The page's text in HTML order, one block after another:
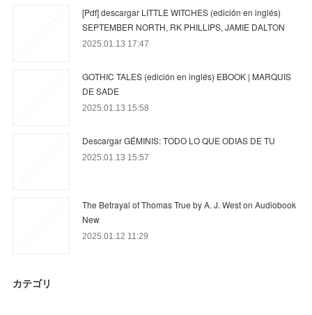
[Pdf] descargar LITTLE WITCHES (edición en inglés)
SEPTEMBER NORTH, RK PHILLIPS, JAMIE DALTON
2025.01.13 17:47
GOTHIC TALES (edición en inglés) EBOOK | MARQUIS
DE SADE
2025.01.13 15:58
Descargar GÉMINIS: TODO LO QUE ODIAS DE TU
2025.01.13 15:57
The Betrayal of Thomas True by A. J. West on Audiobook
New
2025.01.12 11:29
カテゴリ